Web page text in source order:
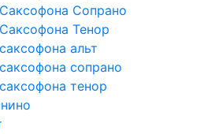
Сопрано
Тенор
альт
сопрано
тенор